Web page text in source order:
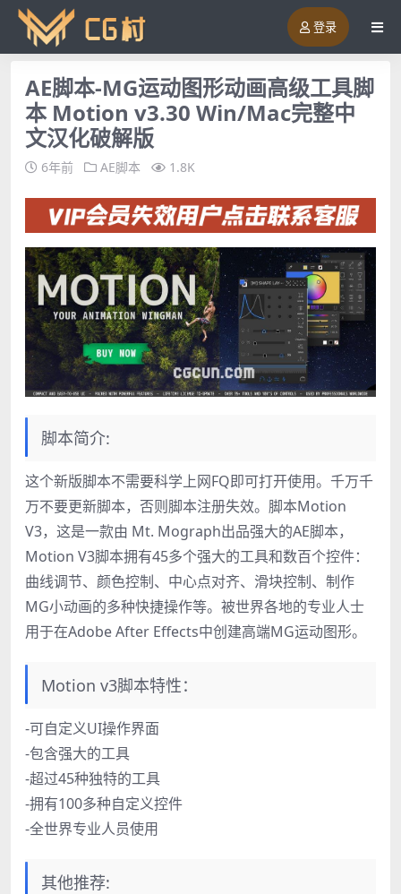
登录
AE脚本-MG运动图形动画高级工具脚
本 Motion v3.30 Win/Mac完整中
文汉化破解版
6年前 AE脚本 1.8K
脚本简介:
这个新版脚本不需要科学上网FQ即可打开使用。千万千
万不要更新脚本，否则脚本注册失效。脚本Motion
V3，这是一款由 Mt. Mograph出品强大的AE脚本，
Motion V3脚本拥有45多个强大的工具和数百个控件：
曲线调节、颜色控制、中心点对齐、滑块控制、制作
MG小动画的多种快捷操作等。被世界各地的专业人士
用于在Adobe After Effects中创建高端MG运动图形。
Motion v3脚本特性：
-可自定义UI操作界面
-包含强大的工具
-超过45种独特的工具
-拥有100多种自定义控件
-全世界专业人员使用
其他推荐: